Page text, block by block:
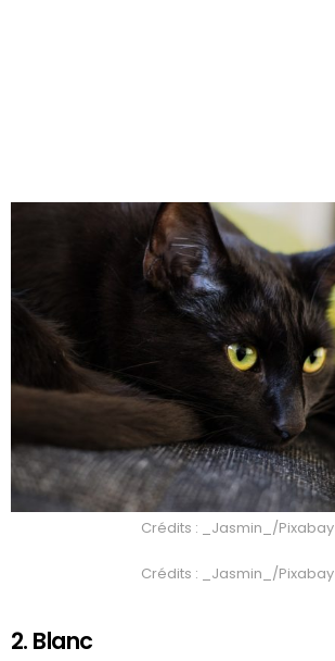
Crédits : _Jasmin_/Pixabay
Crédits : _Jasmin_/Pixabay
2. Blanc